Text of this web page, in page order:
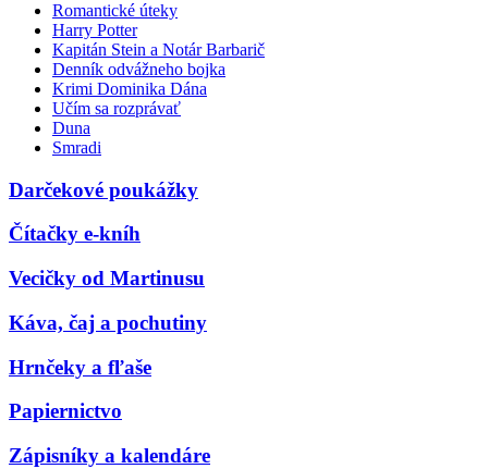
Romantické úteky
Harry Potter
Kapitán Stein a Notár Barbarič
Denník odvážneho bojka
Krimi Dominika Dána
Učím sa rozprávať
Duna
Smradi
Darčekové poukážky
Čítačky e-kníh
Vecičky od Martinusu
Káva, čaj a pochutiny
Hrnčeky a fľaše
Papiernictvo
Zápisníky a kalendáre